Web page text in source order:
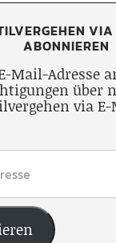
ABONNIEREN
Mail-Adresse
über
via